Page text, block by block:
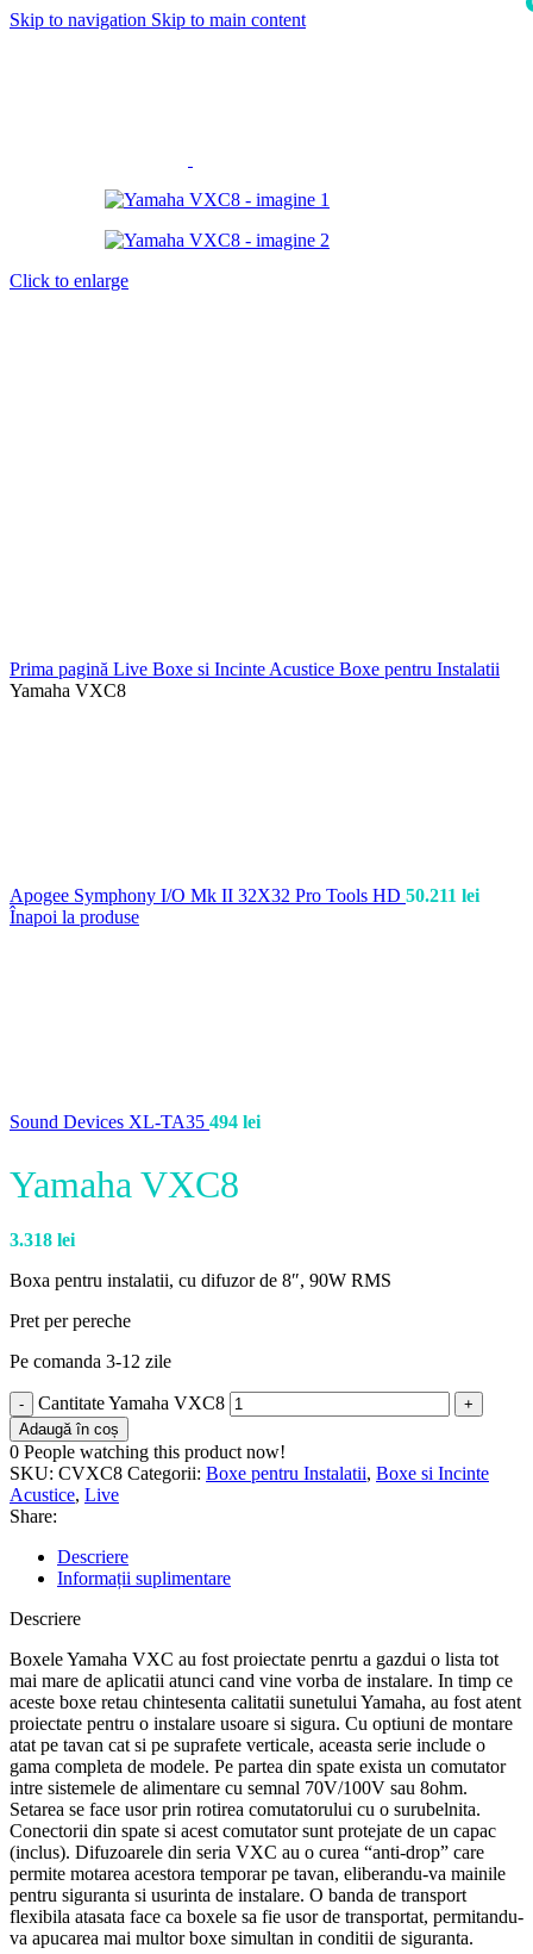
Skip to navigation Skip to main content
Click to enlarge
Prima pagină Live Boxe si Incinte Acustice Boxe pentru Instalatii
Yamaha VXC8
Apogee Symphony I/O Mk II 32X32 Pro Tools HD 50.211 lei
Înapoi la produse
Sound Devices XL-TA35 494 lei
Yamaha VXC8
3.318 lei
Boxa pentru instalatii, cu difuzor de 8″, 90W RMS
Pret per pereche
Pe comanda 3-12 zile
Cantitate Yamaha VXC8
Adaugă în coș
0 People watching this product now!
SKU: CVXC8 Categorii: Boxe pentru Instalatii, Boxe si Incinte
Acustice, Live
Share:
Descriere
Informații suplimentare
Descriere
Boxele Yamaha VXC au fost proiectate penrtu a gazdui o lista tot
mai mare de aplicatii atunci cand vine vorba de instalare. In timp ce
aceste boxe retau chintesenta calitatii sunetului Yamaha, au fost atent
proiectate pentru o instalare usoare si sigura. Cu optiuni de montare
atat pe tavan cat si pe suprafete verticale, aceasta serie include o
gama completa de modele. Pe partea din spate exista un comutator
intre sistemele de alimentare cu semnal 70V/100V sau 8ohm.
Setarea se face usor prin rotirea comutatorului cu o surubelnita.
Conectorii din spate si acest comutator sunt protejate de un capac
(inclus). Difuzoarele din seria VXC au o curea “anti-drop” care
permite motarea acestora temporar pe tavan, eliberandu-va mainile
pentru siguranta si usurinta de instalare. O banda de transport
flexibila atasata face ca boxele sa fie usor de transportat, permitandu-
va apucarea mai multor boxe simultan in conditii de siguranta.